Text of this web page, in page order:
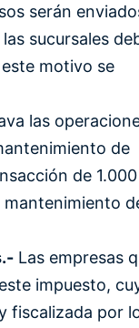
serán
sucursales
motivo se
las
de
de 1.000
mantenimiento
Las empresas
impuesto,
fiscalizada por